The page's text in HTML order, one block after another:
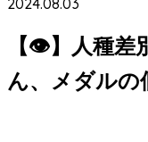
2024.08.03
【👁】人種差
ん、メダルの